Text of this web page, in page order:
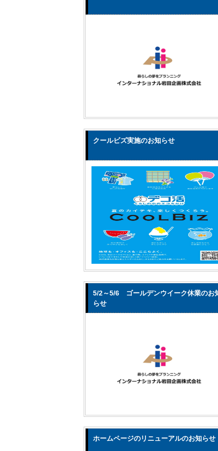
クールビズ実施のお知らせ
5/2～5/6 ゴールデンウイーク休業のお
らせ
ホームページのリニューアルのお知らせ